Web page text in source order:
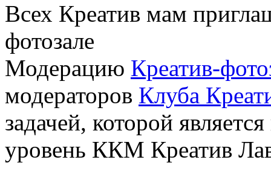
Всех Креатив мам
фотозале
Модерацию Креатив-
модераторов Клуба
задачей, которой
уровень ККМ Креатив